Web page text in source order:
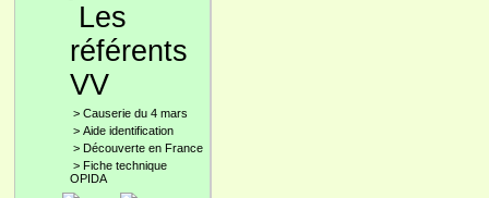
Les
référents
VV
> Causerie du 4 mars
> Aide identification
> Découverte en France
> Fiche technique
OPIDA